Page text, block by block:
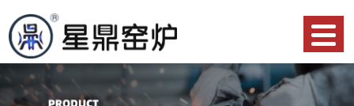
站
首
产
品
关